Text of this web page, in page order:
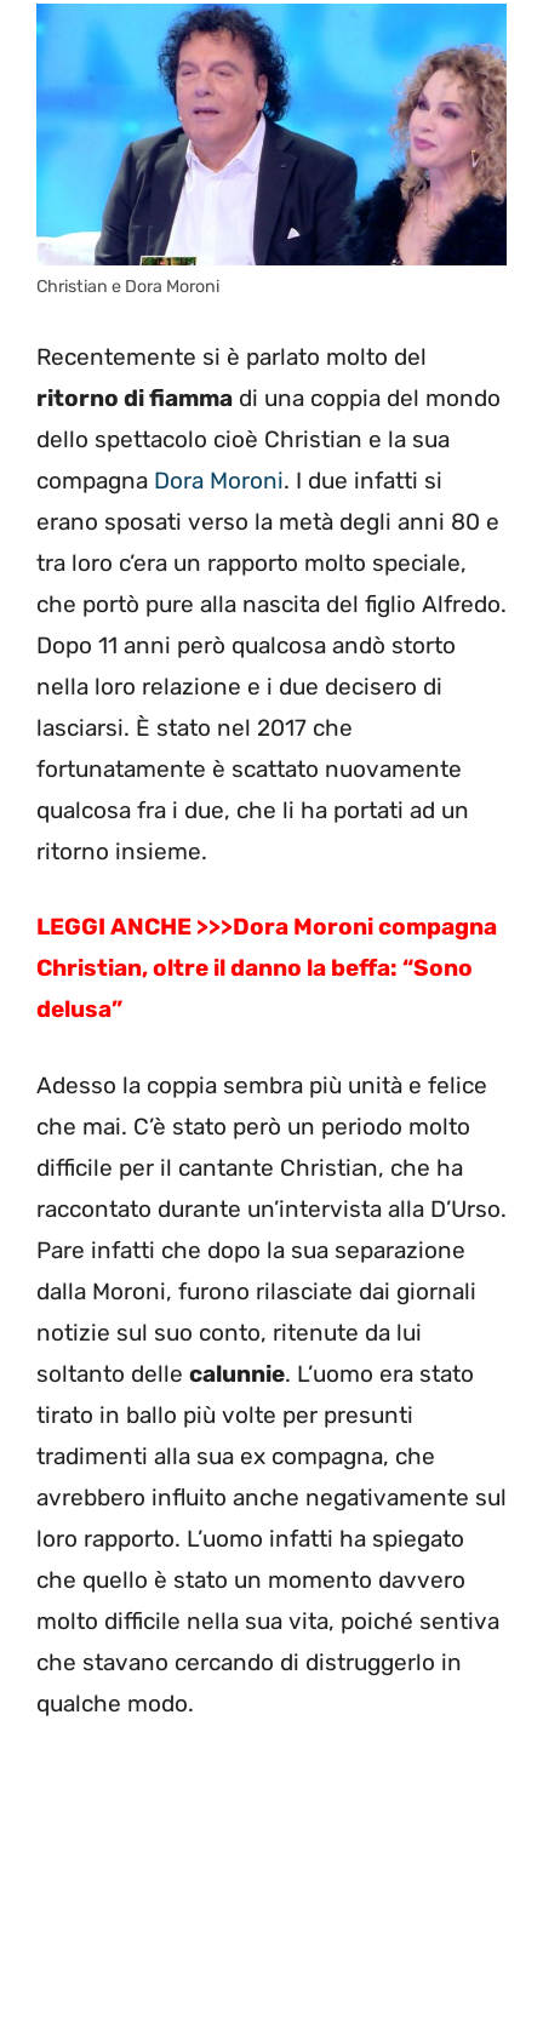
Christian e Dora Moroni
Recentemente si è parlato molto del
ritorno di fiamma di una coppia del mondo
dello spettacolo cioè Christian e la sua
compagna Dora Moroni. I due infatti si
erano sposati verso la metà degli anni 80 e
tra loro c’era un rapporto molto speciale,
che portò pure alla nascita del figlio Alfredo.
Dopo 11 anni però qualcosa andò storto
nella loro relazione e i due decisero di
lasciarsi. È stato nel 2017 che
fortunatamente è scattato nuovamente
qualcosa fra i due, che li ha portati ad un
ritorno insieme.
LEGGI ANCHE >>>Dora Moroni compagna
Christian, oltre il danno la beffa: “Sono
delusa”
Adesso la coppia sembra più unità e felice
che mai. C’è stato però un periodo molto
difficile per il cantante Christian, che ha
raccontato durante un’intervista alla D’Urso.
Pare infatti che dopo la sua separazione
dalla Moroni, furono rilasciate dai giornali
notizie sul suo conto, ritenute da lui
soltanto delle calunnie. L’uomo era stato
tirato in ballo più volte per presunti
tradimenti alla sua ex compagna, che
avrebbero influito anche negativamente sul
loro rapporto. L’uomo infatti ha spiegato
che quello è stato un momento davvero
molto difficile nella sua vita, poiché sentiva
che stavano cercando di distruggerlo in
qualche modo.